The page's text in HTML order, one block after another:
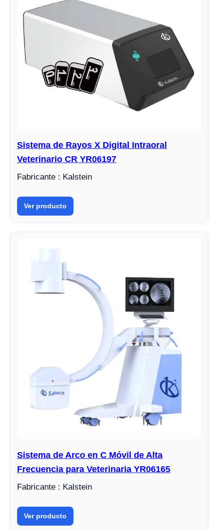
Sistema de Rayos X Digital Intraoral
Veterinario CR YR06197
Fabricante : Kalstein
Ver producto
Sistema de Arco en C Móvil de Alta
Frecuencia para Veterinaria YR06165
Fabricante : Kalstein
Ver producto